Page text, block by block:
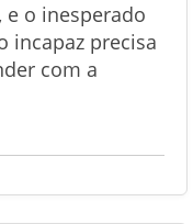
e o inesperado
incapaz precisa
com a